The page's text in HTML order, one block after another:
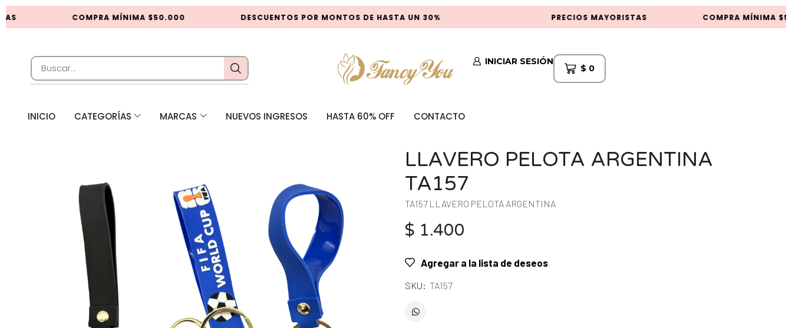
COMPRA MÍNIMA $50.000 DESCUENTOS POR MONTOS DE HASTA UN 30% PRECIOS MAYORISTAS COMPRA MÍNIMA
INICIAR SESIÓN
$ 0
INICIO CATEGORÍAS MARCAS NUEVOS INGRESOS HASTA 60% OFF CONTACTO
LLAVERO PELOTA ARGENTINA
TA157
TA157 LLAVERO PELOTA ARGENTINA
$ 1.400
Agregar a la lista de deseos
SKU: TA157